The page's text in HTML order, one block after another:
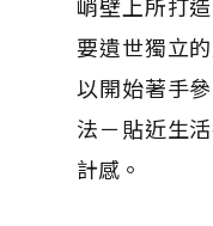
要遺世獨立
以開始著手
法－貼近生
計感。